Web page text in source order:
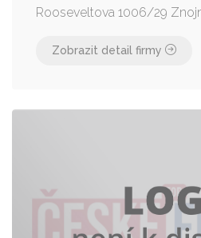
Rooseveltova 1006/29
Zobrazit detail firmy